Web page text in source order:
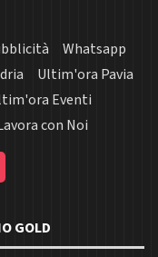
Whatsapp
Ultim'ora Pavia
Eventi
con Noi
GOLD